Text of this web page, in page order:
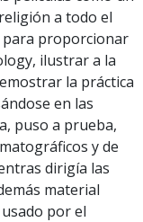
a todo el
para proporcionar
ilustrar a la
la práctica
en las
puso a prueba,
y de
dirigía las
material
por el